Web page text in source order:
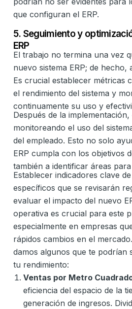
que configuran el ERP.
5. Seguimiento y
ERP
El trabajo no termina una vez
nuevo sistema ERP; de hecho,
Es crucial establecer métricas
el rendimiento del sistema y
continuamente su uso y
Después de la
monitoreando el uso del
del empleado. Esto no solo
ERP cumpla con los objetivos
también a identificar áreas
Establecer indicadores clave
específicos que se revisarán
evaluar el impacto del nuevo
operativa es crucial para este
especialmente en empresas
rápidos cambios en el
damos algunos que te podrían
tu rendimiento:
Ventas por Metro
eficiencia del espacio de la
generación de ingresos.